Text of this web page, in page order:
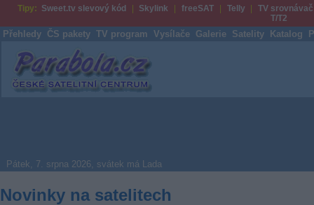
Tipy: Sweet.tv slevový kód Skylink freeSAT Telly
TV srovnávač
T/T2
Přehledy ČS pakety TV program Vysílače Galerie Satelity Katalog
Parabola.cz
Pátek, 7. srpna 2026, svátek má Lada
Novinky na satelitech